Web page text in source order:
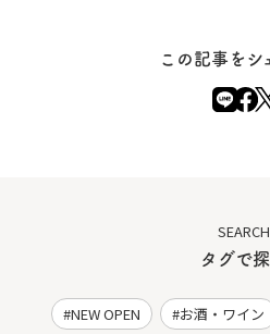
この記事をシ
SEARCH
タグで
NEW OPEN お酒・ワイン